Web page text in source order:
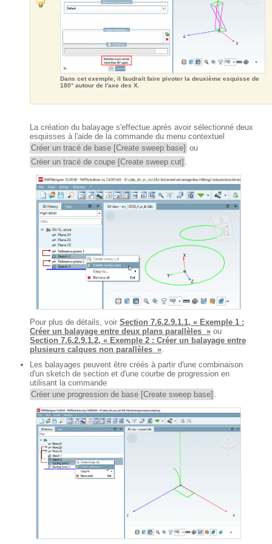
Dans cet exemple, il faudrait faire pivoter la deuxième esquisse de
180° autour de l'axe des X.
La création du balayage s'effectue après avoir sélectionné deux
esquisses à l'aide de la commande du menu contextuel
Créer un tracé de base [Create sweep base] ou
Créer un tracé de coupe [Create sweep cut] .
Pour plus de détails, voir Section 7.6.2.9.1.1, « Exemple 1 :
Créer un balayage entre deux plans parallèles » ou
Section 7.6.2.9.1.2, « Exemple 2 : Créer un balayage entre
plusieurs calques non parallèles »
Les balayages peuvent être créés à partir d'une combinaison
d'un sketch de section et d'une courbe de progression en
utilisant la commande
Créer une progression de base [Create sweep base]